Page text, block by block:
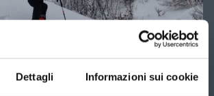
Dettagli Informazioni sui cookie